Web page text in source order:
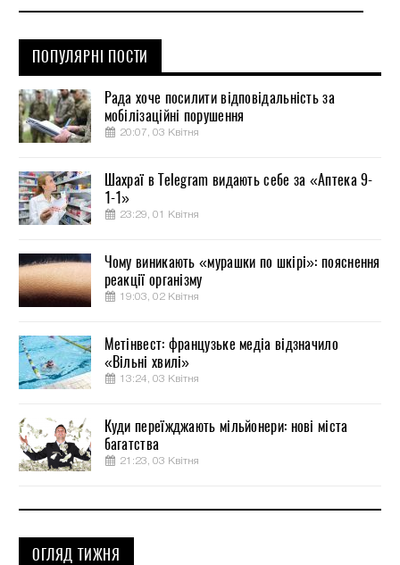
ПОПУЛЯРНІ ПОСТИ
Рада хоче посилити відповідальність за
мобілізаційні порушення
20:07, 03 Квітня
Шахраї в Telegram видають себе за «Аптека 9-
1-1»
23:29, 01 Квітня
Чому виникають «мурашки по шкірі»: пояснення
реакції організму
19:03, 02 Квітня
Метінвест: французьке медіа відзначило
«Вільні хвилі»
13:24, 03 Квітня
Куди переїжджають мільйонери: нові міста
багатства
21:23, 03 Квітня
ОГЛЯД ТИЖНЯ